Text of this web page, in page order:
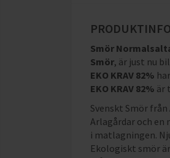
Smör
Smör, är just nu
EKO KRAV 82% har
EKO KRAV 82% är
Svenskt Smör
Arlagårdar och
i matlagningen.
Ekologiskt smör